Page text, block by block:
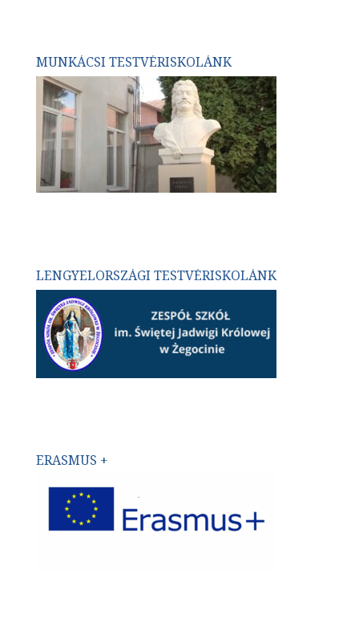
MUNKÁCSI TESTVÉRISKOLÁNK
LENGYELORSZÁGI TESTVÉRISKOLÁNK
ERASMUS +